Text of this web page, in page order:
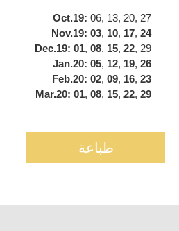
Oct.19: 06, 13, 20, 27
Nov.19: 03, 10, 17, 24
Dec.19: 01, 08, 15, 22, 29
Jan.20: 05, 12, 19, 26
Feb.20: 02, 09, 16, 23
Mar.20: 01, 08, 15, 22, 29
طباعة